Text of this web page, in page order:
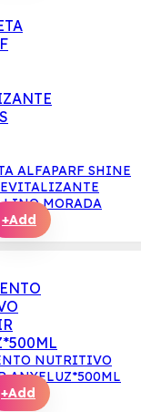
ALFAPARF SHINE
LINO MORADA
+Add
NUTRITIVO
ANYELUZ*500ML
+Add